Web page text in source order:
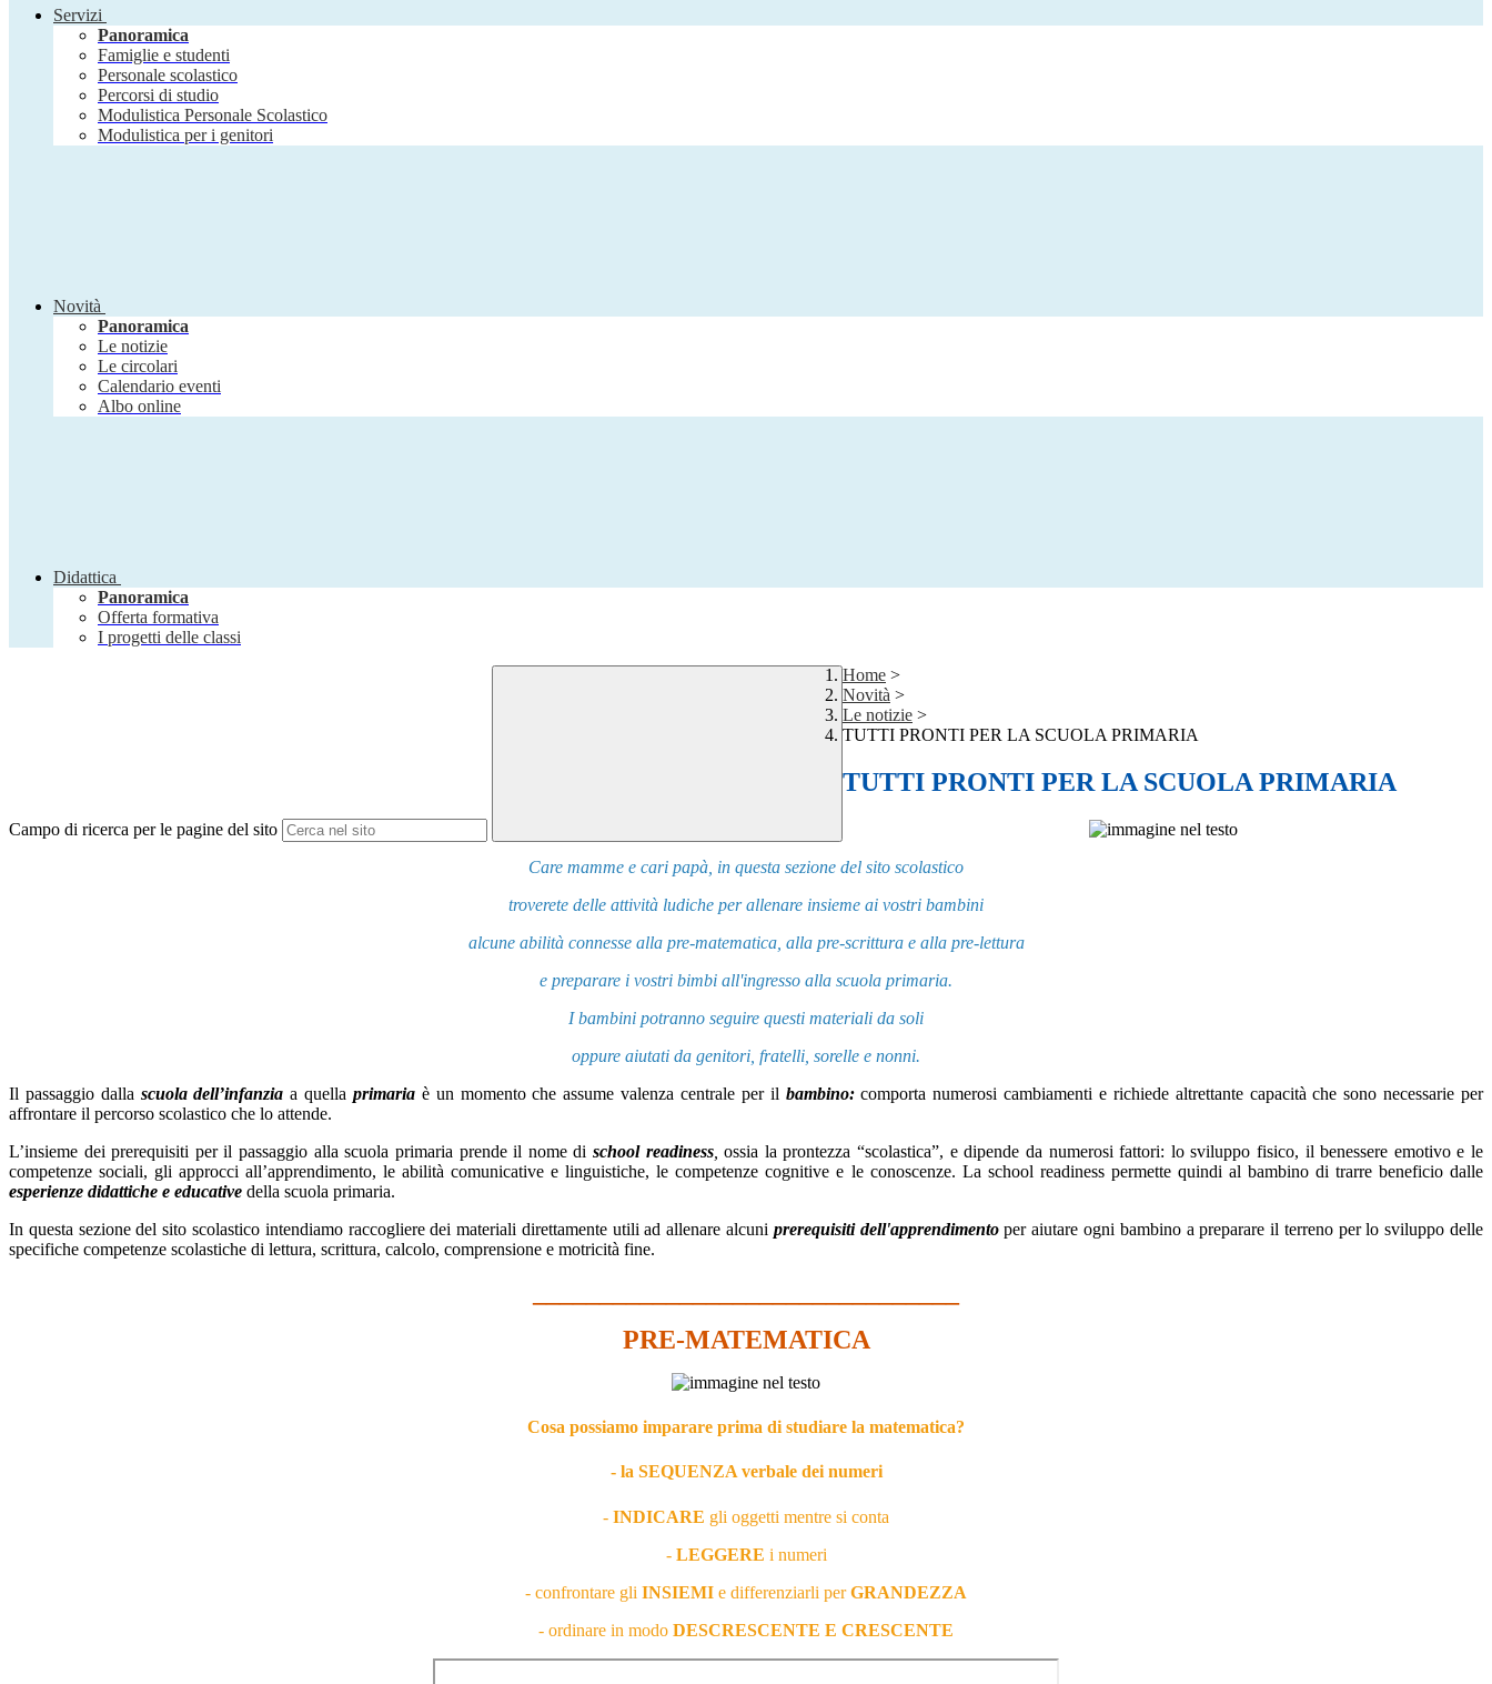
Servizi
Panoramica
Famiglie e studenti
Personale scolastico
Percorsi di studio
Modulistica Personale Scolastico
Modulistica per i genitori
Novità
Panoramica
Le notizie
Le circolari
Calendario eventi
Albo online
Didattica
Panoramica
Offerta formativa
I progetti delle classi
Campo di ricerca per le pagine del sito
Home >
Novità >
Le notizie >
TUTTI PRONTI PER LA SCUOLA PRIMARIA
TUTTI PRONTI PER LA SCUOLA PRIMARIA
Care mamme e cari papà, in questa sezione del sito scolastico
troverete delle attività ludiche per allenare insieme ai vostri bambini
alcune abilità connesse alla pre-matematica, alla pre-scrittura e alla pre-lettura
e preparare i vostri bimbi all'ingresso alla scuola primaria.
I bambini potranno seguire questi materiali da soli
oppure aiutati da genitori, fratelli, sorelle e nonni.
Il passaggio dalla scuola dell’infanzia a quellaprimaria è un momento che assume valenza centrale per il bambino:comporta numerosi cambiamenti e richiede altrettante capacità che sono necessarie per
affrontare il percorso scolastico che lo attende.
L’insieme dei prerequisiti per il passaggio alla scuola primaria prende il nome di school readiness,ossia la prontezza “scolastica”, e dipende da numerosi fattori: lo sviluppo fisico, il benessere emotivo e le
competenze sociali, gli approcci all’apprendimento, le abilità comunicative e linguistiche, le competenze cognitive e le conoscenze. La school readinesspermette quindi al bambino di trarre beneficio dalle
esperienze didattiche e educative della scuola primaria.
In questa sezione del sito scolastico intendiamo raccogliere dei materiali direttamente utili ad allenare alcuni prerequisiti dell'apprendimentoper aiutare ogni bambino a preparare il terreno per lo sviluppo delle
specifiche competenze scolastiche di lettura, scrittura, calcolo, comprensione e motricità fine.
PRE-MATEMATICA
Cosa possiamo imparare prima di studiare la matematica?
- la SEQUENZAverbale dei numeri
- INDICARE gli oggetti mentre si conta
- LEGGERE i numeri
- confrontare gli INSIEMI e differenziarli perGRANDEZZA
- ordinare in modo DESCRESCENTE E CRESCENTE